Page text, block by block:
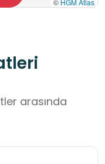
© HGM Atlas
arasında